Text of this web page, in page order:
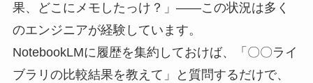
果、どこにメモしたっけ？」——この状況は多く
のエンジニアが経験しています。
NotebookLMに履歴を集約しておけば、「〇〇ライ
ブラリの比較結果を教えて」と質問するだけで、